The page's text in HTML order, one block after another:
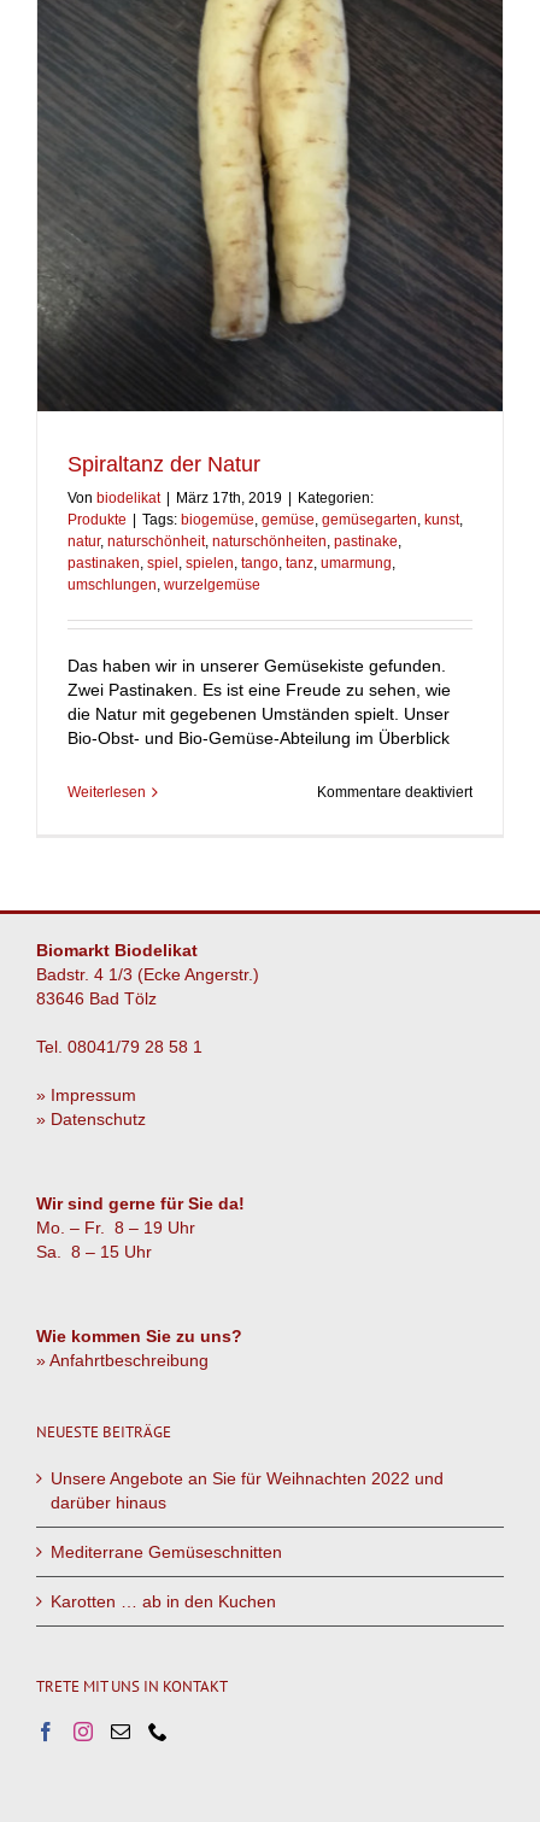
Spiraltanz der Natur
Von biodelikat | März 17th, 2019 | Kategorien:
Produkte | Tags: biogemüse gemüse gemüsegarten kunst,
natur, naturschönheit, naturschönheiten pastinake
pastinaken spiel spielen tango tanz umarmung
umschlungen wurzelgemüse
Das haben wir in unserer Gemüsekiste gefunden.
Zwei Pastinaken. Es ist eine Freude zu sehen, wie
die Natur mit gegebenen Umständen spielt. Unser
Bio-Obst- und Bio-Gemüse-Abteilung im Überblick
Weiterlesen Kommentare deaktiviertfür
Biomarkt Biodelikat
Badstr. 4 1/3 (Ecke Angerstr.)
83646 Bad Tölz
Tel. 08041/79 28 58 1
» Impressum
» Datenschutz
Wir sind gerne für Sie da!
Mo. – Fr. 8 – 19 Uhr
Sa. 8 – 15 Uhr
Wie kommen Sie zu uns?
» Anfahrtbeschreibung
NEUESTE BEITRÄGE
Unsere Angebote an Sie für Weihnachten 2022 und
darüber hinaus
Mediterrane Gemüseschnitten
Karotten … ab in den Kuchen
TRETE MIT UNS IN KONTAKT